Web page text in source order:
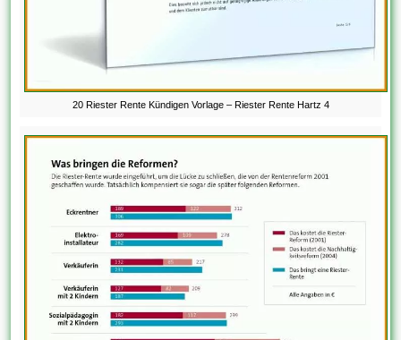
20 Riester Rente Kündigen Vorlage – Riester Rente Hartz 4